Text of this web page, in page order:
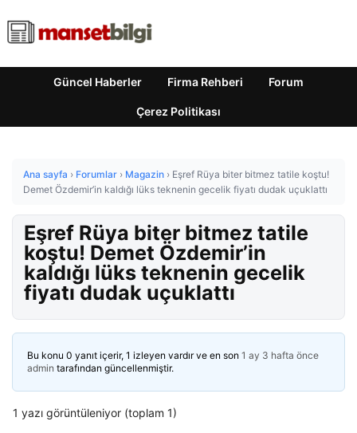
Güncel Haberler Firma Rehberi Forum
Çerez Politikası
Ana sayfa › Forumlar › Magazin › Eşref Rüya biter bitmez tatile koştu!
Demet Özdemir’in kaldığı lüks teknenin gecelik fiyatı dudak uçuklattı
Eşref Rüya biter bitmez tatile
koştu! Demet Özdemir’in
kaldığı lüks teknenin gecelik
fiyatı dudak uçuklattı
Bu konu 0 yanıt içerir, 1 izleyen vardır ve en son 1 ay 3 hafta önce
admin tarafından güncellenmiştir.
1 yazı görüntüleniyor (toplam 1)